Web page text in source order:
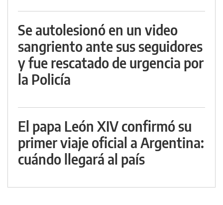
Se autolesionó en un video
sangriento ante sus seguidores
y fue rescatado de urgencia por
la Policía
El papa León XIV confirmó su
primer viaje oficial a Argentina:
cuándo llegará al país